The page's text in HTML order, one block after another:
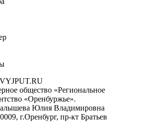
общество «Региональное
«Оренбуржье».
Юлия Владимировна
г.Оренбург, пр-кт Братьев